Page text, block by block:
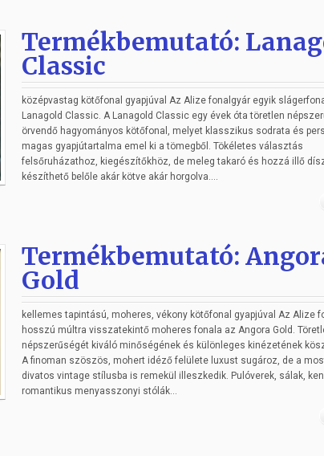
Termékbemutató:
Classic
középvastag kötőfonal gyapjúval Az Alize fonalgyár egyik
Lanagold Classic. A Lanagold Classic egy évek óta töretlen
örvendő hagyományos kötőfonal, melyet klasszikus sodrata és
magas gyapjútartalma emel ki a tömegből. Tökéletes választás
felsőruházathoz, kiegészítőkhöz, de meleg takaró és hozzá illő
készíthető belőle akár kötve akár horgolva....
Termékbemutató:
Gold
kellemes tapintású, moheres, vékony kötőfonal gyapjúval Az Alize
hosszú múltra visszatekintő moheres fonala az Angora Gold.
népszerűségét kiváló minőségének és különleges kinézetének
A finoman szöszös, mohert idéző felülete luxust sugároz, de a
divatos vintage stílusba is remekül illeszkedik. Pulóverek, sálak,
romantikus menyasszonyi stólák...